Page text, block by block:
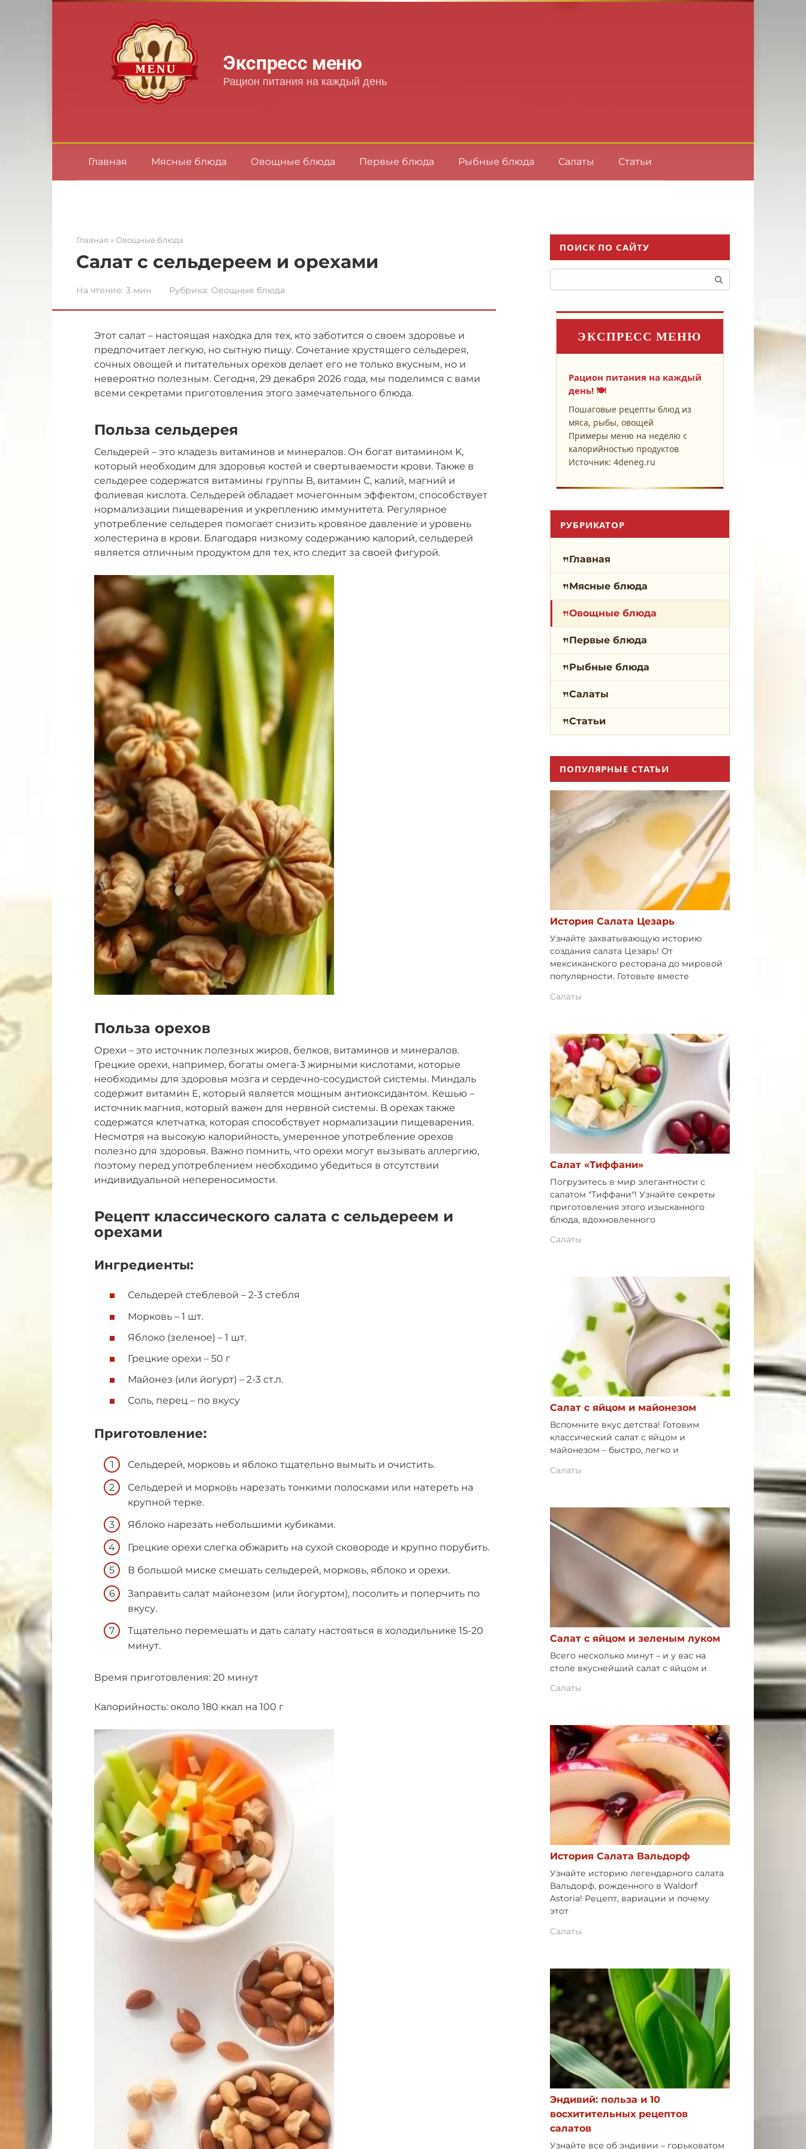
Экспресс меню
Рацион питания на каждый день
Главная Мясные блюда Овощные блюда Первые блюда Рыбные блюда Салаты Статьи
Главная » Овощные блюда
Салат с сельдереем и орехами
На чтение: 3 мин Рубрика: Овощные блюда
Этот салат – настоящая находка для тех, кто заботится о своем здоровье и
предпочитает легкую, но сытную пищу. Сочетание хрустящего сельдерея,
сочных овощей и питательных орехов делает его не только вкусным, но и
невероятно полезным. Сегодня, 29 декабря 2026 года, мы поделимся с вами
всеми секретами приготовления этого замечательного блюда.
Польза сельдерея
Сельдерей – это кладезь витаминов и минералов. Он богат витамином K,
который необходим для здоровья костей и свертываемости крови. Также в
сельдерее содержатся витамины группы B, витамин C, калий, магний и
фолиевая кислота. Сельдерей обладает мочегонным эффектом, способствует
нормализации пищеварения и укреплению иммунитета. Регулярное
употребление сельдерея помогает снизить кровяное давление и уровень
холестерина в крови. Благодаря низкому содержанию калорий, сельдерей
является отличным продуктом для тех, кто следит за своей фигурой.
Польза орехов
Орехи – это источник полезных жиров, белков, витаминов и минералов.
Грецкие орехи, например, богаты омега-3 жирными кислотами, которые
необходимы для здоровья мозга и сердечно-сосудистой системы. Миндаль
содержит витамин E, который является мощным антиоксидантом. Кешью –
источник магния, который важен для нервной системы. В орехах также
содержатся клетчатка, которая способствует нормализации пищеварения.
Несмотря на высокую калорийность, умеренное употребление орехов
полезно для здоровья. Важно помнить, что орехи могут вызывать аллергию,
поэтому перед употреблением необходимо убедиться в отсутствии
индивидуальной непереносимости.
Рецепт классического салата с сельдереем и
орехами
Ингредиенты:
Сельдерей стеблевой – 2-3 стебля
Морковь – 1 шт.
Яблоко (зеленое) – 1 шт.
Грецкие орехи – 50 г
Майонез (или йогурт) – 2-3 ст.л.
Соль, перец – по вкусу
Приготовление:
Сельдерей, морковь и яблоко тщательно вымыть и очистить.
Сельдерей и морковь нарезать тонкими полосками или натереть на
крупной терке.
Яблоко нарезать небольшими кубиками.
Грецкие орехи слегка обжарить на сухой сковороде и крупно порубить.
В большой миске смешать сельдерей, морковь, яблоко и орехи.
Заправить салат майонезом (или йогуртом), посолить и поперчить по
вкусу.
Тщательно перемешать и дать салату настояться в холодильнике 15-20
минут.
Время приготовления: 20 минут
Калорийность: около 180 ккал на 100 г
ПОИСК ПО САЙТУ
ЭКСПРЕСС МЕНЮ
Рацион питания на каждый
день! 🍽️
Пошаговые рецепты блюд из
мяса, рыбы, овощей
Примеры меню на неделю с
калорийностью продуктов
Источник: 4deneg.ru
РУБРИКАТОР
Главная
Мясные блюда
Овощные блюда
Первые блюда
Рыбные блюда
Салаты
Статьи
ПОПУЛЯРНЫЕ СТАТЬИ
История Салата Цезарь
Узнайте захватывающую историю
создания салата Цезарь! От
мексиканского ресторана до мировой
популярности. Готовьте вместе
Салаты
Салат «Тиффани»
Погрузитесь в мир элегантности с
салатом "Тиффани"! Узнайте секреты
приготовления этого изысканного
блюда, вдохновленного
Салаты
Салат с яйцом и майонезом
Вспомните вкус детства! Готовим
классический салат с яйцом и
майонезом – быстро, легко и
Салаты
Салат с яйцом и зеленым луком
Всего несколько минут – и у вас на
столе вкуснейший салат с яйцом и
Салаты
История Салата Вальдорф
Узнайте историю легендарного салата
Вальдорф, рожденного в Waldorf
Astoria! Рецепт, вариации и почему
этот
Салаты
Эндивий: польза и 10
восхитительных рецептов
салатов
Узнайте все об эндивии – горьковатом